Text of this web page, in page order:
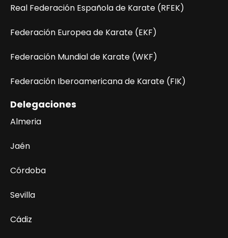
Real Federación Española de Karate (RFEK)
Federación Europea de Karate (EKF)
Federación Mundial de Karate (WKF)
Federación Iberoamericana de Karate (FIK)
Delegaciones
Almeria
Jaén
Córdoba
Sevilla
Cádiz